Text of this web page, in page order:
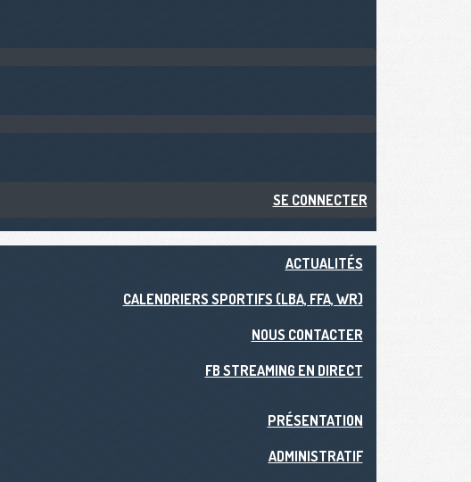
SE CONNECTER
ACTUALITÉS
CALENDRIERS SPORTIFS (LBA, FFA, WR)
NOUS CONTACTER
FB STREAMING EN DIRECT
PRÉSENTATION
ADMINISTRATIF